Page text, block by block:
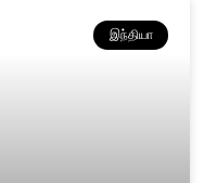
இந்தியா